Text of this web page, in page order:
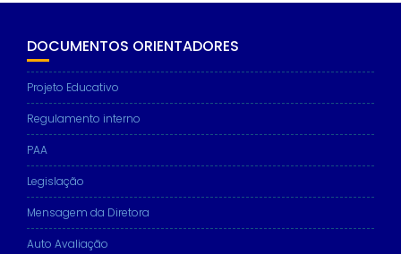
DOCUMENTOS ORIENTADORES
Projeto Educativo
Regulamento interno
PAA
Legislação
Mensagem da Diretora
Auto Avaliação